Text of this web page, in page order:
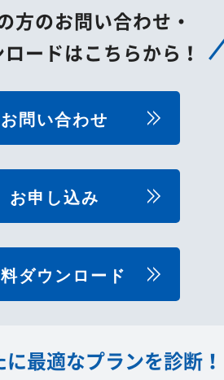
方のお問い合わせ・
ードはこちらから！
お問い合わせ
お申し込み
ダウンロード
に最適なプランを診断！